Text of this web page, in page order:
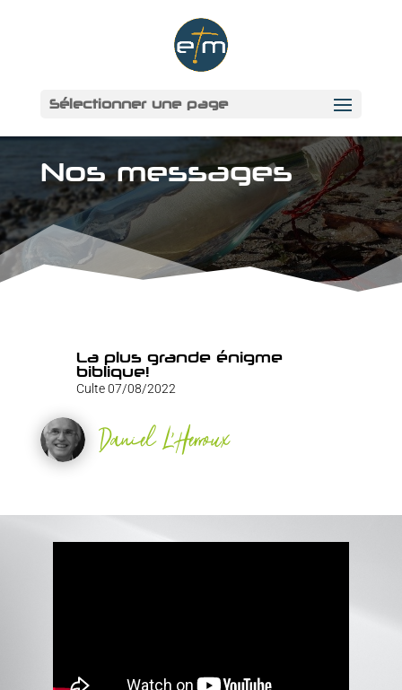
Sélectionner une page
Nos messages
La plus grande énigme
biblique!
Culte 07/08/2022
Daniel L'Herroux